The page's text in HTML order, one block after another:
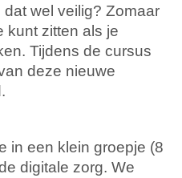
wel veilig? Zomaar
kunt zitten als je
Tijdens de cursus
deze nieuwe
in een klein groepje (8
digitale zorg. We